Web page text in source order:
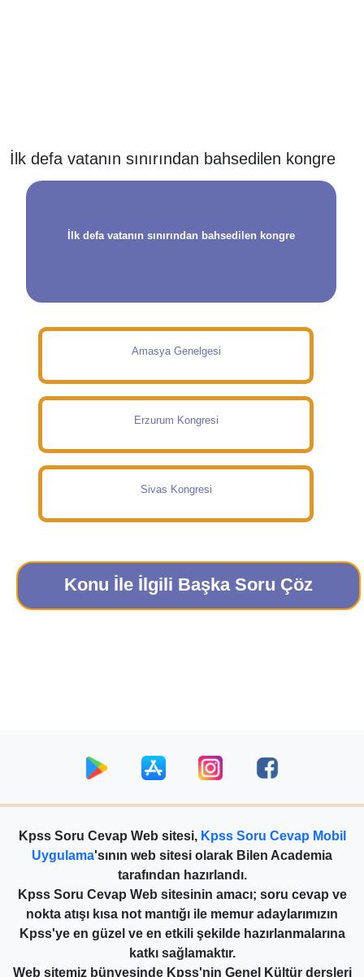
İlk defa vatanın sınırından bahsedilen kongre
İlk defa vatanın sınırından bahsedilen kongre
Amasya Genelgesi
Erzurum Kongresi
Sivas Kongresi
Konu İle İlgili Başka Soru Çöz
Kpss Soru Cevap Web sitesi, Kpss Soru Cevap Mobil
Uygulama'sının web sitesi olarak Bilen Academia
tarafından hazırlandı.
Kpss Soru Cevap Web sitesinin amacı; soru cevap ve
nokta atışı kısa not mantığı ile memur adaylarımızın
Kpss'ye en güzel ve en etkili şekilde hazırlanmalarına
katkı sağlamaktır.
Web sitemiz bünyesinde Kpss'nin Genel Kültür dersleri